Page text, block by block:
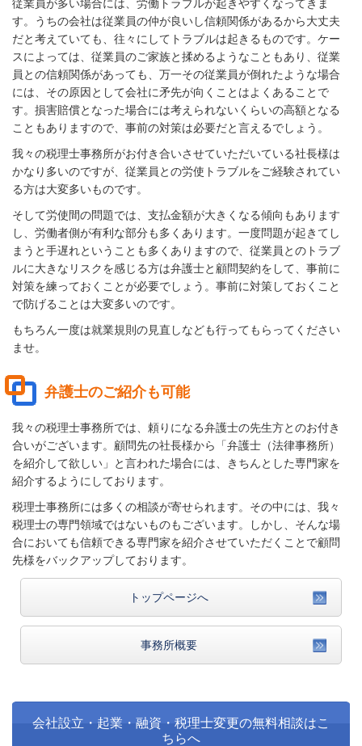
従業員が多い場合には、労働トラブルが起きやすくなってきま
す。うちの会社は従業員の仲が良いし信頼関係があるから大丈夫
だと考えていても、往々にしてトラブルは起きるものです。ケー
スによっては、従業員のご家族と揉めるようなこともあり、従業
員との信頼関係があっても、万一その従業員が倒れたような場合
には、その原因として会社に矛先が向くことはよくあることで
す。損害賠償となった場合には考えられないくらいの高額となる
こともありますので、事前の対策は必要だと言えるでしょう。
我々の税理士事務所がお付き合いさせていただいている社長様は
かなり多いのですが、従業員との労使トラブルをご経験されてい
る方は大変多いものです。
そして労使間の問題では、支払金額が大きくなる傾向もあります
し、労働者側が有利な部分も多くあります。一度問題が起きてし
まうと手遅れということも多くありますので、従業員とのトラブ
ルに大きなリスクを感じる方は弁護士と顧問契約をして、事前に
対策を練っておくことが必要でしょう。事前に対策しておくこと
で防げることは大変多いのです。
もちろん一度は就業規則の見直しなども行ってもらってください
ませ。
弁護士のご紹介も可能
我々の税理士事務所では、頼りになる弁護士の先生方とのお付き
合いがございます。顧問先の社長様から「弁護士（法律事務所）
を紹介して欲しい」と言われた場合には、きちんとした専門家を
紹介するようにしております。
税理士事務所には多くの相談が寄せられます。その中には、我々
税理士の専門領域ではないものもございます。しかし、そんな場
合においても信頼できる専門家を紹介させていただくことで顧問
先様をバックアップしております。
トップページへ
事務所概要
会社設立・起業・融資・税理士変更の無料相談はこ
ちらへ